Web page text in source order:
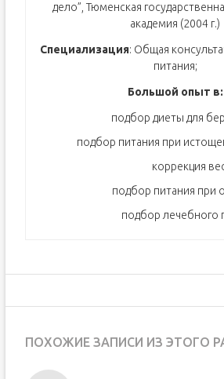
дело”, Тюменская
академия (2004 г.)
Специализация: Общая
питания;
Большой опыт в:
подбор диеты для
подбор питания при
коррекция
подбор питания при
подбор лечебного
ПОХОЖИЕ ЗАПИСИ ИЗ ЭТОГО